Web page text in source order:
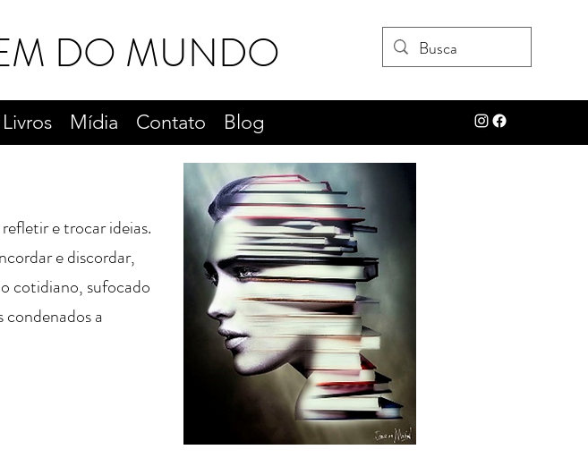
DO MUNDO
Mídia Contato Blog
e trocar ideias.
e discordar,
cotidiano, sufocado
condenados a